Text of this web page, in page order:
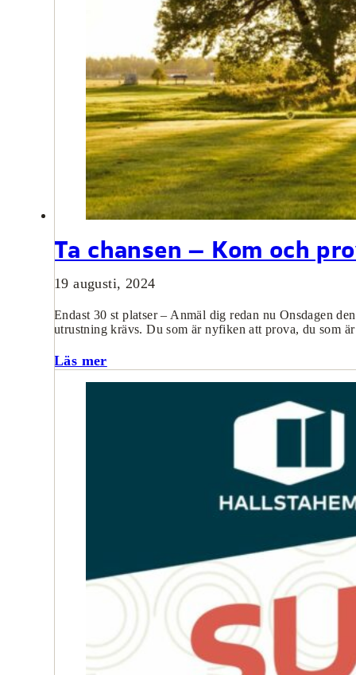
Ta chansen – Kom och
19 augusti, 2024
Endast 30 st platser – Anmäl dig redan nu Onsdagen
utrustning krävs. Du som är nyfiken att prova, du som
Läs mer